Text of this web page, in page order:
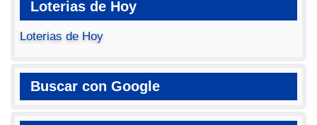
Loterias de Hoy
Loterias de Hoy
Buscar con Google